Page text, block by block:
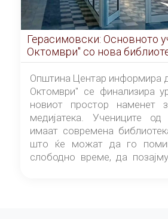
Герасимовски: Основното
Октомври" со нова
од септември
Општина Центар информира
Октомври" се финализира
новиот простор наменет
медијатека. Учениците
имаат современа
што ќе можат да го
слободно време, да